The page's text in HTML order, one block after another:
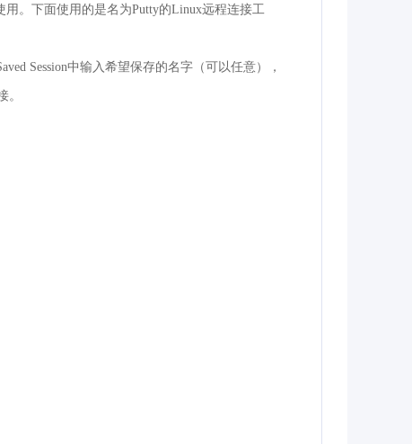
。下面使用的是名为Putty的Linux远程连接工
Session中输入希望保存的名字（可以任意），
。